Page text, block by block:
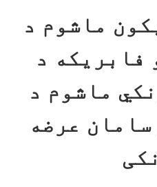
ماشوم د
فابریکه د
ماشوم د
عرضه